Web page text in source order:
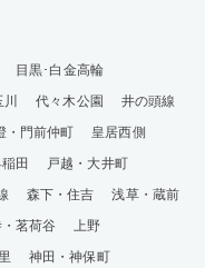
目黒･白金高輪
代々木公園
井の頭線
・門前仲町
皇居西側
田
戸越・大井町
森下・住吉
浅草・蔵前
茗荷谷
上野
神田・神保町